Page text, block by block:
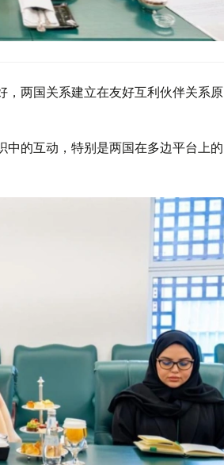
，两国关系建立在友好互利伙伴关系原
的互动，特别是两国在多边平台上的